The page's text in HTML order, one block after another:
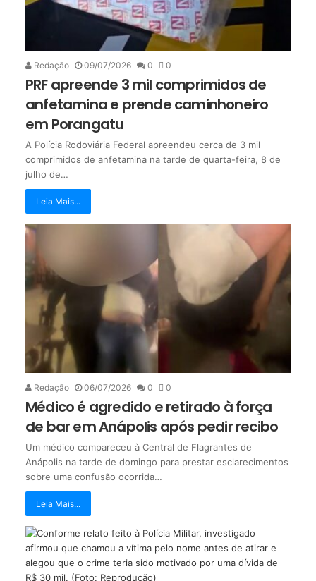
Redação 09/07/2026 0 0
PRF apreende 3 mil comprimidos de
anfetamina e prende caminhoneiro
em Porangatu
A Polícia Rodoviária Federal apreendeu cerca de 3 mil
comprimidos de anfetamina na tarde de quarta-feira, 8 de
julho de…
Leia Mais...
Redação 06/07/2026 0 0
Médico é agredido e retirado à força
de bar em Anápolis após pedir recibo
Um médico compareceu à Central de Flagrantes de
Anápolis na tarde de domingo para prestar esclarecimentos
sobre uma confusão ocorrida…
Leia Mais...